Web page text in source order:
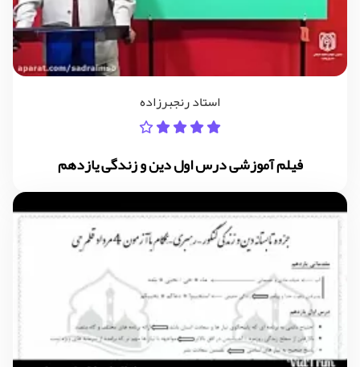
استاد رنجبرزاده
فیلم آموزشی درس اول دین و زندگی یازدهم